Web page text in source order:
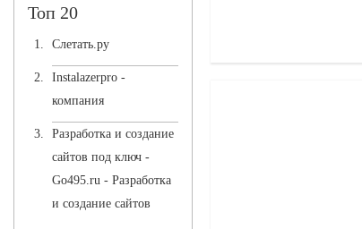
Топ 20
Слетать.ру
Instalazerpro -
компания
Разработка и создание
сайтов под ключ -
Go495.ru - Разработка
и создание сайтов